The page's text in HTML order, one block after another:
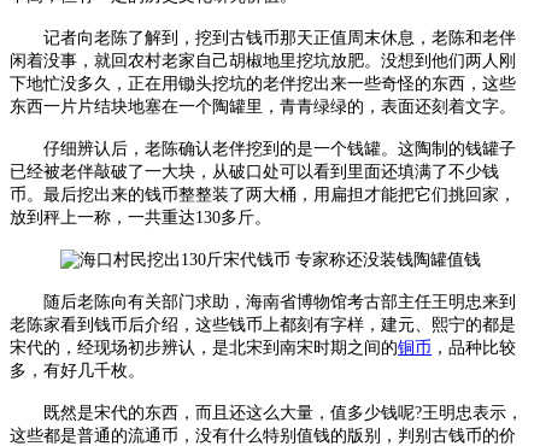
记者向老陈了解到，挖到古钱币那天正值周末休息，老陈和老伴
闲着没事，就回农村老家自己胡椒地里挖坑放肥。没想到他们两人刚
下地忙没多久，正在用锄头挖坑的老伴挖出来一些奇怪的东西，这些
东西一片片结块地塞在一个陶罐里，青青绿绿的，表面还刻着文字。
仔细辨认后，老陈确认老伴挖到的是一个钱罐。这陶制的钱罐子
已经被老伴敲破了一大块，从破口处可以看到里面还填满了不少钱
币。最后挖出来的钱币整整装了两大桶，用扁担才能把它们挑回家，
放到秤上一称，一共重达130多斤。
随后老陈向有关部门求助，海南省博物馆考古部主任王明忠来到
老陈家看到钱币后介绍，这些钱币上都刻有字样，建元、熙宁的都是
宋代的，经现场初步辨认，是北宋到南宋时期之间的铜币 ，品种比较
多，有好几千枚。
既然是宋代的东西，而且还这么大量，值多少钱呢?王明忠表示，
这些都是普通的流通币，没有什么特别值钱的版别，判别古钱币的价